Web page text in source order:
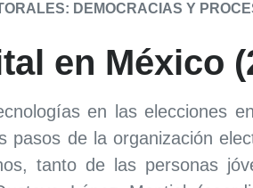
DEMOCRACIAS Y
en México
en las elecciones
pasos de la organización
tanto de las personas